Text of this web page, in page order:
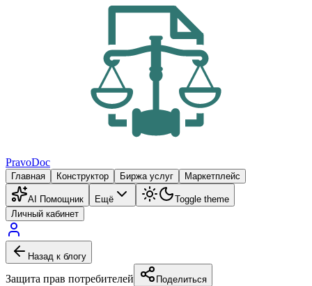
PravoDoc
Главная Конструктор Биржа услуг Маркетплейс
AI Помощник Ещё
Toggle theme
Личный кабинет
Назад к блогу
Защита прав потребителей Поделиться